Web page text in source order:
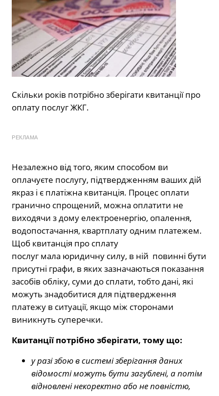
Скільки років потрібно зберігати квитанції про
оплату послуг ЖКГ.
РЕКЛАМА
Незалежно від того, яким способом ви
оплачуєте послугу, підтвердженням ваших дій
якраз і є платіжна квитанція. Процес оплати
гранично спрощений, можна оплатити не
виходячи з дому електроенергію, опалення,
водопостачання, квартплату одним платежем.
Щоб квитанція про сплату
послуг мала юридичну силу, в ній повинні бути
присутні графи, в яких зазначаються показання
засобів обліку, суми до сплати, тобто дані, які
можуть знадобитися для підтвердження
платежу в ситуації, якщо між сторонами
виникнуть суперечки.
Квитанції потрібно зберігати, тому що:
у разі збою в системі зберігання даних
відомості можуть бути загублені, а потім
відновлені некоректно або не повністю,